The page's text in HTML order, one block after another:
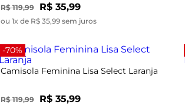
R$ 119,99 R$ 35,99
ou 1x de R$ 35,99 sem juros
-70%
Camisola Feminina Lisa Select Laranja
R$ 119,99 R$ 35,99